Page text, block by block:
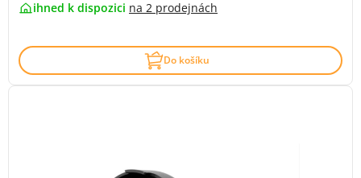
ihned k dispozici na 2 prodejnách
Do košíku